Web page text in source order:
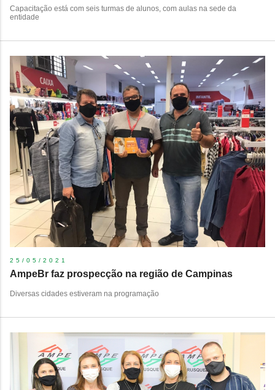
Capacitação está com seis turmas de alunos, com aulas na sede da
entidade
25/05/2021
AmpeBr faz prospecção na região de Campinas
Diversas cidades estiveram na programação